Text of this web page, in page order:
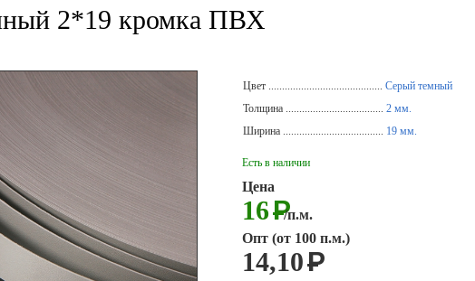
2*19 кромка ПВХ
Цвет .......................................... Серый темный
Толщина .................................... 2 мм.
Ширина ..................................... 19 мм.
Есть в наличии
Цена
16Р/п.м.
Опт (от 100 п.м.)
14,10Р